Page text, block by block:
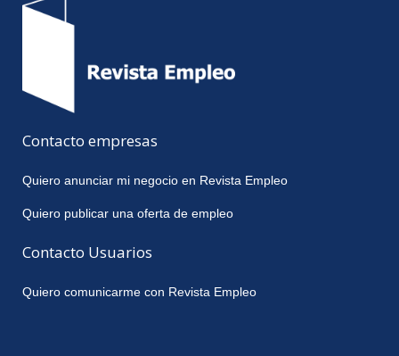
Contacto empresas
Quiero anunciar mi negocio en Revista Empleo
Quiero publicar una oferta de empleo
Contacto Usuarios
Quiero comunicarme con Revista Empleo